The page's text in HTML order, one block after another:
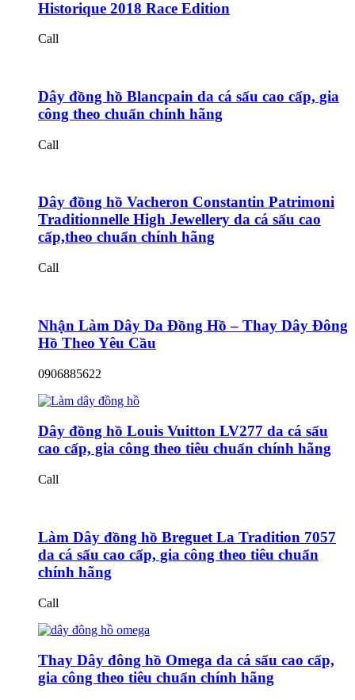
Historique 2018 Race Edition
Call
Dây đồng hồ Blancpain da cá sấu cao cấp, gia
công theo chuẩn chính hãng
Call
Dây đồng hồ Vacheron Constantin Patrimoni
Traditionnelle High Jewellery da cá sấu cao
cấp,theo chuẩn chính hãng
Call
Nhận Làm Dây Da Đồng Hồ – Thay Dây Đông
Hồ Theo Yêu Cầu
0906885622
Dây đồng hồ Louis Vuitton LV277 da cá sấu
cao cấp, gia công theo tiêu chuẩn chính hãng
Call
Làm Dây đồng hồ Breguet La Tradition 7057
da cá sấu cao cấp, gia công theo tiêu chuẩn
chính hãng
Call
Thay Dây đông hồ Omega da cá sấu cao cấp,
gia công theo tiêu chuẩn chính hãng